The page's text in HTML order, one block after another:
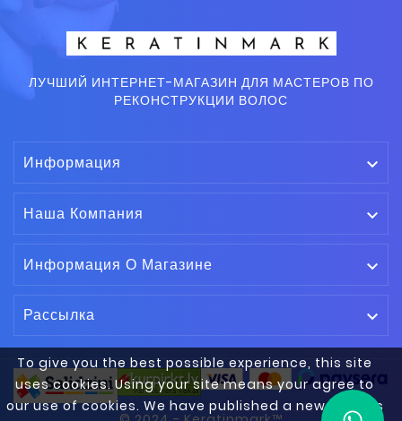
To give you the best possible experience, this site
uses cookies. Using your site means your agree to
our use of cookies. We have published a new cookies
ЛУЧШИЙ ИНТЕРНЕТ-МАГАЗИН ДЛЯ МАСТЕРОВ ПО
РЕКОНСТРУКЦИИ ВОЛОС
Информация 
Наша Компания 
Информация О Магазине 
Рассылка 